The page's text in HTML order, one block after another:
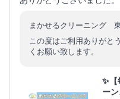
まかせるクリーニング
この度はご利用ありがと
くお願い致します。
✨
ー